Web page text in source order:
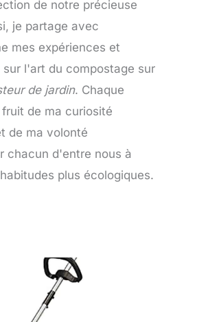
de notre précieuse
je partage avec
mes expériences et
l'art du compostage sur
de jardin. Chaque
de ma curiosité
de ma volonté
chacun d'entre nous à
plus écologiques.